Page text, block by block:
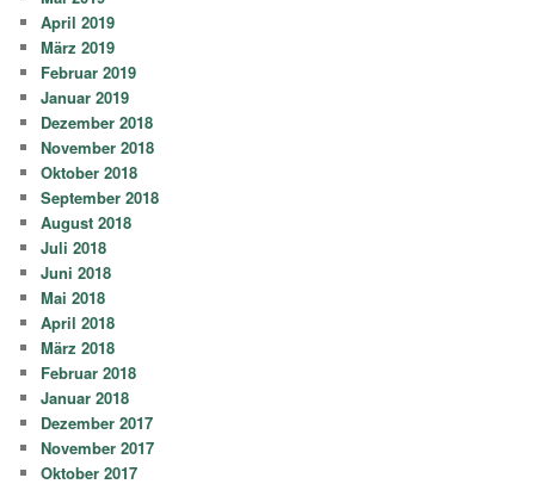
April 2019
März 2019
Februar 2019
Januar 2019
Dezember 2018
November 2018
Oktober 2018
September 2018
August 2018
Juli 2018
Juni 2018
Mai 2018
April 2018
März 2018
Februar 2018
Januar 2018
Dezember 2017
November 2017
Oktober 2017